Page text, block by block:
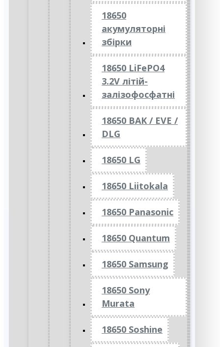
18650
акумуляторні
збірки
18650 LiFePO4
3.2V літій-
залізофосфатні
18650 BAK / EVE /
DLG
18650 LG
18650 Liitokala
18650 Panasonic
18650 Quantum
18650 Samsung
18650 Sony
Murata
18650 Soshine